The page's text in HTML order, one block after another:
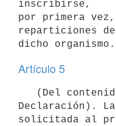
inscribirse,
por primera
reparticiones
Artículo 5
Declaración).
solicitada al